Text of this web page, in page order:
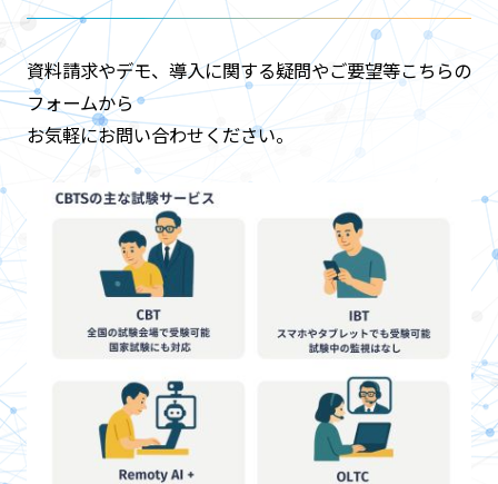
資料請求やデモ、導入に関する疑問やご要望等こちらの
フォームから
お気軽にお問い合わせください。